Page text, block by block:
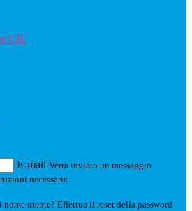
CIE
E-mail Verrà inviato un messaggio
necessarie.
utente? Effettua il reset della password